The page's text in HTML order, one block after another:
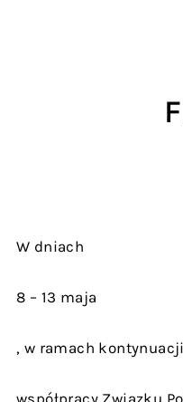
W dniach
8 – 13 maja
, w ramach kontynuacji
współpracy Związku